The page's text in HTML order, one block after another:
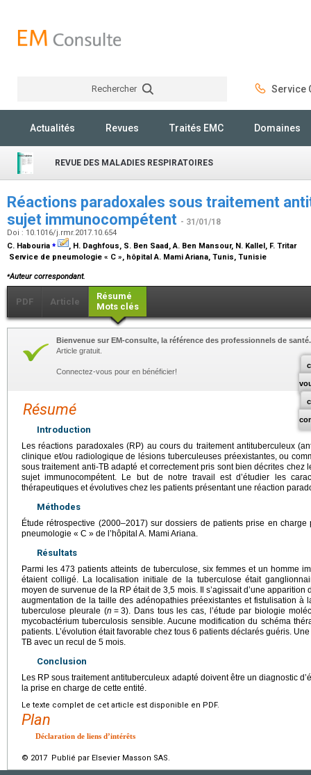
Rechercher Service
Actualités Revues Traités EMC Domaines
REVUE DES MALADIES RESPIRATOIRES
Réactions paradoxales sous traitement
sujet immunocompétent - 31/01/18
Doi : 10.1016/j.rmr.2017.10.654
C. Habouria ⁎
, H. Daghfous, S. Ben Saad, A. Ben Mansour, N. Kallel, F. Tritar
Service de pneumologie « C », hôpital A. Mami Ariana, Tunis, Tunisie
⁎Auteur correspondant.
PDF Article
Résumé
Mots clés
Bienvenue sur EM-consulte, la référence des professionnels de santé.
Article gratuit.
Connectez-vous pour en bénéficier!
Résumé
Introduction
Les réactions paradoxales (RP) au cours du traitement antituberculeux
clinique et/ou radiologique de lésions tuberculeuses préexistantes, ou
sous traitement anti-TB adapté et correctement pris sont bien décrites chez
sujet immunocompétent. Le but de notre travail est d’étudier les
thérapeutiques et évolutives chez les patients présentant une réaction
Méthodes
Étude rétrospective (2000–2017) sur dossiers de patients prise en
pneumologie « C » de l’hôpital A. Mami Ariana.
Résultats
Parmi les 473 patients atteints de tuberculose, six femmes et un homme
étaient colligé. La localisation initiale de la tuberculose était
moyen de survenue de la RP était de 3,5 mois. Il s’agissait d’une
augmentation de la taille des adénopathies préexistantes et fistulisation à
tuberculose pleurale (n = 3). Dans tous les cas, l’étude par biologie
mycobactérium tuberculosis sensible. Aucune modification du schéma
patients. L’évolution était favorable chez tous 6 patients déclarés guéris.
TB avec un recul de 5 mois.
Conclusion
Les RP sous traitement antituberculeux adapté doivent être un diagnostic
la prise en charge de cette entité.
Le texte complet de cet article est disponible en PDF.
Plan
Déclaration de liens d’intérêts
© 2017 Publié par Elsevier Masson SAS.